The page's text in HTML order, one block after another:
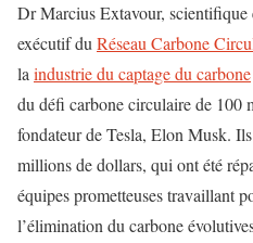
Dr Marcius Extavour, scientifique
exécutif du Réseau Carbone
la industrie du captage du carbone
du défi carbone circulaire de 100
fondateur de Tesla, Elon Musk.
millions de dollars, qui ont été
équipes prometteuses travaillant
l’élimination du carbone